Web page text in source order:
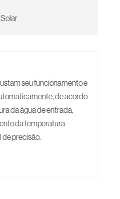
seu funcionamento e
de acordo
da água de entrada,
da temperatura
precisão.